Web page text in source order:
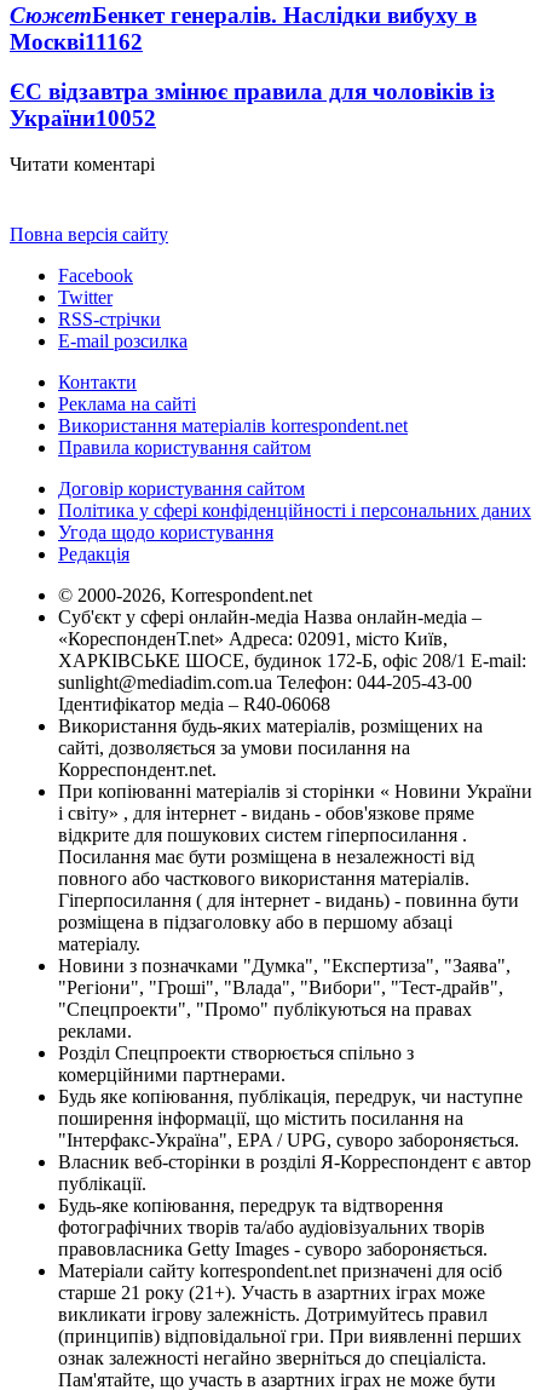
СюжетБенкет генералів. Наслідки вибуху в
Москві11162
ЄС відзавтра змінює правила для чоловіків із
України10052
Читати коментарі
Повна версія сайту
Facebook
Twitter
RSS-стрічки
E-mail розсилка
Контакти
Реклама на сайті
Використання матеріалів korrespondent.net
Правила користування сайтом
Договір користування сайтом
Політика у сфері конфіденційності і персональних даних
Угода щодо користування
Редакція
© 2000-2026, Korrespondent.net
Суб'єкт у сфері онлайн-медіа Назва онлайн-медіа –
«КореспонденТ.net» Адреса: 02091, місто Київ,
ХАРКІВСЬКЕ ШОСЕ, будинок 172-Б, офіс 208/1 E-mail:
sunlight@mediadim.com.ua Телефон: 044-205-43-00
Ідентифікатор медіа – R40-06068
Використання будь-яких матеріалів, розміщених на
сайті, дозволяється за умови посилання на
Корреспондент.net.
При копіюванні матеріалів зі сторінки « Новини України
і світу» , для інтернет - видань - обов'язкове пряме
відкрите для пошукових систем гіперпосилання .
Посилання має бути розміщена в незалежності від
повного або часткового використання матеріалів.
Гіперпосилання ( для інтернет - видань) - повинна бути
розміщена в підзаголовку або в першому абзаці
матеріалу.
Новини з позначками "Думка", "Експертиза", "Заява",
"Регіони", "Гроші", "Влада", "Вибори", "Тест-драйв",
"Спецпроекти", "Промо" публікуються на правах
реклами.
Розділ Спецпроекти створюється спільно з
комерційними партнерами.
Будь яке копіювання, публікація, передрук, чи наступне
поширення інформації, що містить посилання на
"Інтерфакс-Україна", EPA / UPG, суворо забороняється.
Власник веб-сторінки в розділі Я-Корреспондент є автор
публікації.
Будь-яке копіювання, передрук та відтворення
фотографічних творів та/або аудіовізуальних творів
правовласника Getty Images - суворо забороняється.
Матеріали сайту korrespondent.net призначені для осіб
старше 21 року (21+). Участь в азартних іграх може
викликати ігрову залежність. Дотримуйтесь правил
(принципів) відповідальної гри. При виявленні перших
ознак залежності негайно зверніться до спеціаліста.
Пам'ятайте, що участь в азартних іграх не може бути